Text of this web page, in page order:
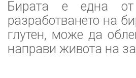
Бирата е една от
разработването на
глутен, може да
направи живота на